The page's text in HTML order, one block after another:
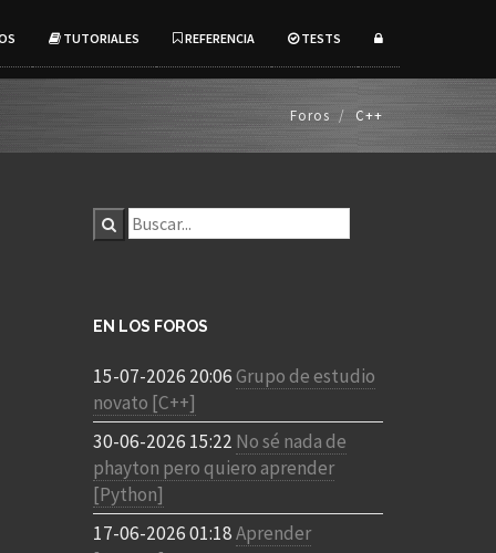
TUTORIALES REFERENCIA TESTS
Foros C++
EN LOS FOROS
15-07-2026 20:06Grupo de estudio
novato [C++]
30-06-2026 15:22 No sé nada de
phayton pero quiero aprender
[Python]
17-06-2026 01:18Aprender